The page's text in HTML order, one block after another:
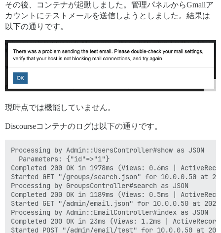
その後、コンテナが起動しました。管理パネルからGmailア
カウントにテストメールを送信しようとしました。結果は
以下の通りです。
現時点では機能していません。
Discourseコンテナのログは以下の通りです。
Processing by Admin::UsersController#show as JSON
  Parameters: {"id"=>"1"}
Completed 200 OK in 1978ms (Views: 0.6ms |
Started GET "/groups/search.json" for 10.0.0.50 at
Processing by GroupsController#search as JSON
Completed 200 OK in 1189ms (Views: 0.5ms |
Started GET "/admin/email.json" for 10.0.0.50 at
Processing by Admin::EmailController#index as JSON
Completed 200 OK in 23ms (Views: 1.2ms |
Started POST "/admin/email/test" for 10.0.0.50 at